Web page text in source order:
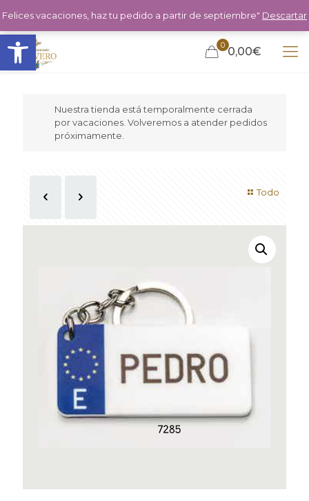
Abrir barra de herramientas 0 0,00€
Nuestra tienda está temporalmente cerrada
por vacaciones. Volveremos a atender pedidos
próximamente.
Todo
Felices vacaciones, haz tu pedido a partir de septiembre" Descartar